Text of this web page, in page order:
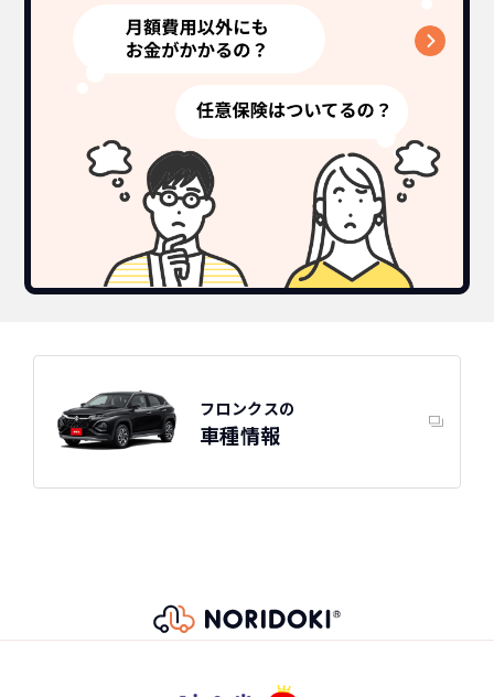
カーリースって結局ローンで
買うより高いんで
すよね？
総支払い金額を比べれば一目
瞭然！
圧倒的な安さが
お分かりいた
だけます。
自動車ローン
293
新車に乗りたいけど、まとまったお金がない。
ボーナスも不安
頭金・ボーナス払い・車検が不要！
月額以外は一切不要の定額料
たしかに安いけど、自分のものにならないんで
しょ？
所有の方がリスクがいっぱい！
3年ごとに新車に
乗換えるカ
ーライフ
※車種により契約年数は異なります
フロンクスの
車種情報
スズキ
フロンクスの特徴
グレード